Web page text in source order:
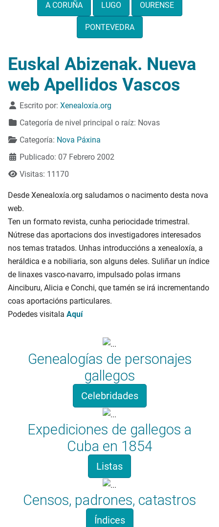
A CORUÑA LUGO OURENSE
PONTEVEDRA
Euskal Abizenak. Nueva
web Apellidos Vascos
Detalles
Escrito por: Xenealoxía.org
Categoría de nivel principal o raíz: Novas
Categoría: Nova Páxina
Publicado: 07 Febrero 2002
Visitas: 11170
Desde Xenealoxía.org saludamos o nacimento desta nova
web.
Ten un formato revista, cunha periocidade trimestral.
Nútrese das aportacions dos investigadores interesados
nos temas tratados. Unhas introduccións a xenealoxía, a
heráldica e a nobiliaria, son alguns deles. Suliñar un índice
de linaxes vasco-navarro, impulsado polas irmans
Ainciburu, Alicia e Conchi, que tamén se irá incrementando
coas aportacións particulares.
Podedes visitala Aquí
Genealogías de personajes
gallegos
Celebridades
Expediciones de gallegos a
Cuba en 1854
Listas
Censos, padrones, catastros
Índices